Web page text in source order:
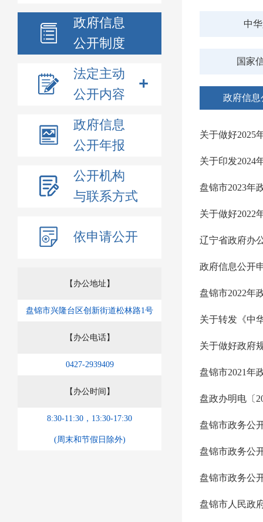
政府信息
公开制度
法定主动
公开内容
政府信息
公开年报
公开机构
与联系方式
依申请公开
【办公地址】
盘锦市兴隆台区创新街道松林路1号
【办公电话】
0427-2939409
【办公时间】
8:30-11:30，13:30-17:30
(周末和节假日除外)
中
国家
政府信息
关于做好2025
关于印发2024
盘锦市2023年
关于做好2022
辽宁省政府办
政府信息公开
盘锦市2022年
关于转发《中
关于做好政府
盘锦市2021年
盘锦市政务公
盘锦市政务公
盘锦市人民政